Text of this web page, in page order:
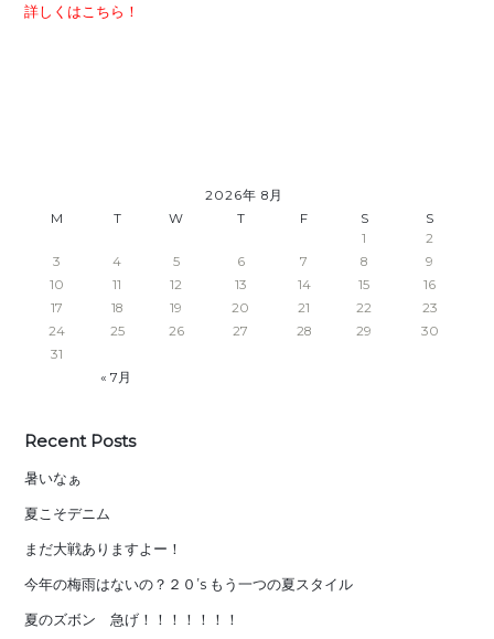
詳しくはこちら！
2026年 8月
M
T W T F S S
« 7月
1
2
3
4 5 6 7 8
9
10
11 12 13 14 15
16
17
18 19 20 21 22
23
24
25 26 27 28 29
30
31
Recent Posts
暑いなぁ
夏こそデニム
まだ大戦ありますよー！
今年の梅雨はないの？２０’s もう一つの夏スタイル
夏のズボン 急げ！！！！！！！